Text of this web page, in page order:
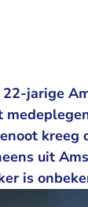
jarige
kreeg
uit
is